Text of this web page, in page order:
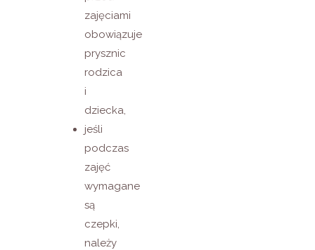
zajęciami
obowiązuje
prysznic
rodzica
i
dziecka,
jeśli
podczas
zajęć
wymagane
są
czepki,
należy